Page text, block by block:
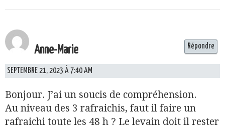
Anne-Marie
SEPTEMBRE 21, 2023 À 7:40 AM
Bonjour. J’ai un soucis de compréhension.
Au niveau des 3 rafraichis, faut il faire un
rafraichi toute les 48 h ? Le levain doit il rester
Répondre